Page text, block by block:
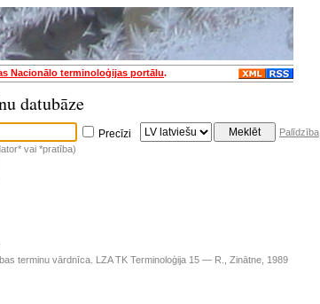
Nacionālo terminoloģijas portālu.
datubāze
Precīzi
Palīdzība
vai *pratība)
terminu vārdnīca. LZA TK Terminoloģija 15 — R., Zinātne, 1989